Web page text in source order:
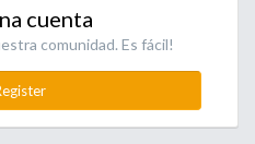
cuenta
comunidad. Es fácil!